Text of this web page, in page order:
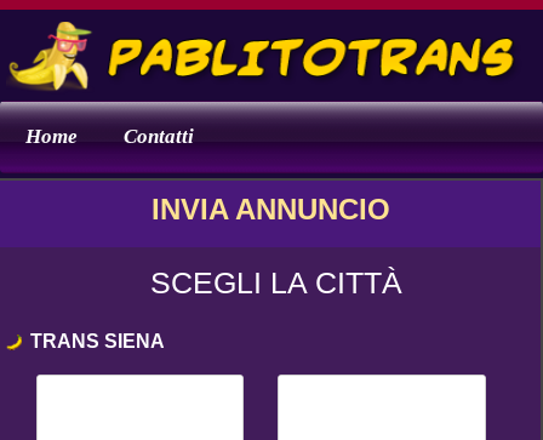
Home Contatti
INVIA ANNUNCIO
SCEGLI LA CITTÀ
TRANS SIENA